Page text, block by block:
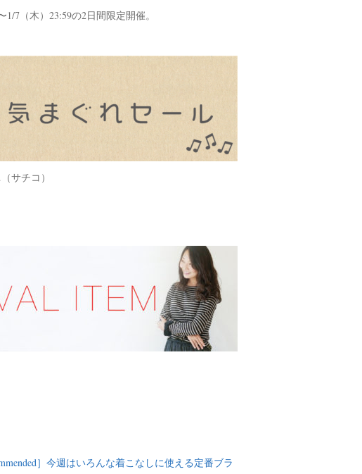
7（木）23:59の2日間限定開催。
サチコ）
］今週はいろんな着こなしに使える定番ブラ